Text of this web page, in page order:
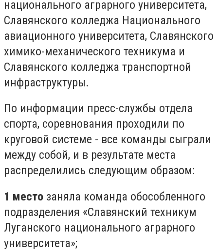
национального аграрного университета,
Славянского колледжа Национального
авиационного университета, Славянского
химико-механического техникума и
Славянского колледжа транспортной
инфраструктуры.
По информации пресс-службы отдела
спорта, соревнования проходили по
круговой системе - все команды сыграли
между собой, и в результате места
распределились следующим образом:
1 место заняла команда обособленного
подразделения «Славянский техникум
Луганского национального аграрного
университета»;